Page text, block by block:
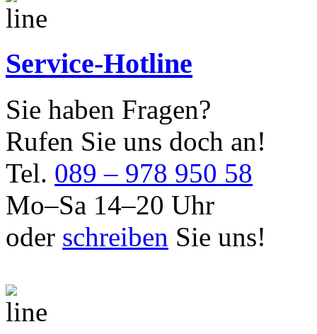
Service-Hotline
Sie haben Fragen?
Rufen Sie uns doch an!
Tel. 089 – 978 950 58
Mo–Sa 14–20 Uhr
oder schreiben Sie uns!